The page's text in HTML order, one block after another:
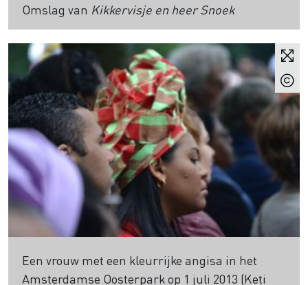
Omslag van Kikkervisje en heer Snoek
Een vrouw met een kleurrijke angisa in het
Amsterdamse Oosterpark op 1 juli 2013 (Keti